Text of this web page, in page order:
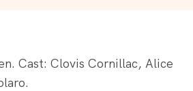
Cast: Clovis Cornillac, Alice